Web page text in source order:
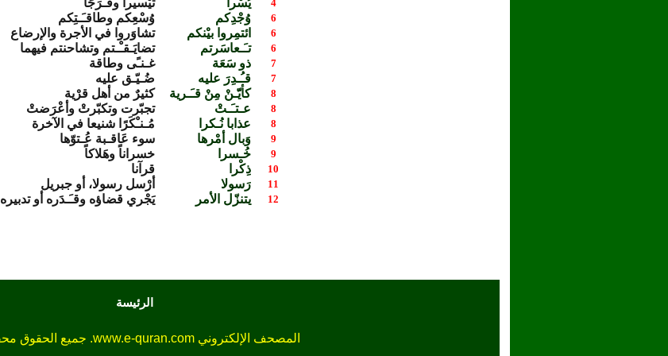
4 يُسْرا تيْسيرا وفَـرَجًا
6 وُجْدِكم وُسْعِكم وطاقـَـتِكم
6 ائتمِروا بيْنكم تشاوَروا في الأجرة والإرضاع
6 تـَـعاسَرتم تضايَـقـْـتم وتشاحنتم فيهما
7 ذو سَعَة غـنـًى وطاقة
7 قـُـدِرَ عليه ضُـيّـق عليه
8 كأيّّـنْ مِنْ قـَـرية كثيرٌ من أهل قرْية
8 عـتـَـتْ تجبّرت وتكبّرتْ وأعْرَضتْ
8 عذابا نُـكرا مُـنـْكَرًا شنيعا في الآخرة
9 وَبال أمْرها سوء عَاقـبة عُـتوّها
9 خُـسرا خسراناً وهَلاكاً
10 ذِكْرا قرآنا
11 رَسولا أرْسل رسولا، أو جبريل
12 يتنزّل الأمر يَجْري قضاؤه وقـَـدَره أو تدبيره
الرئيسة
المصحف الإلكتروني www.e-quran.com. جميع الحقوق محفوظة.